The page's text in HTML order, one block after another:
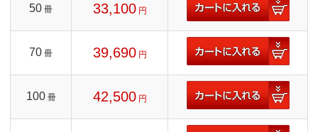
50 冊 33,100 円
70 冊 39,690 円
100 冊 42,500 円